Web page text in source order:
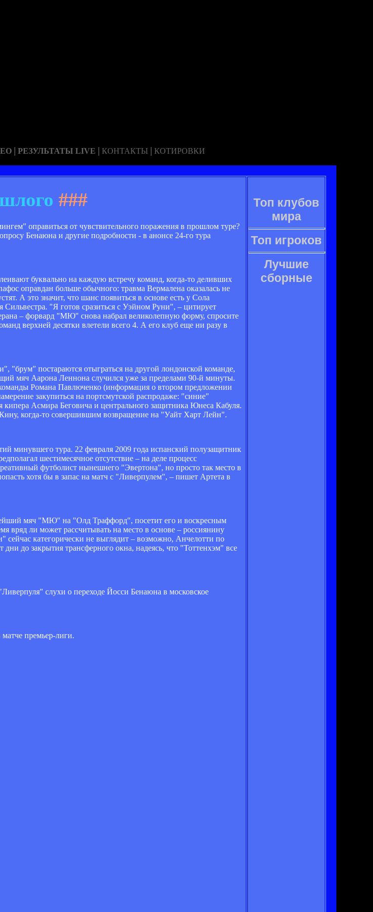
| РЕЗУЛЬТАТЫ LIVE | КОНТАКТЫ | КОТИРОВКИ
###
оправиться от чувствительного поражения в прошлом туре?
Бенаюна и другие подробности - в анонсе 24-го тура
буквально на каждую встречу команд, когда-то деливших
оправдан больше обычного: травма Вермалена оказалась не
А это значит, что шанс появиться в основе есть у Сола
"Я готов сразиться с Уэйном Руни", – цитирует
– форвард "МЮ" снова набрал великолепную форму, спросите
верхней десятки влетели всего 4. А его клуб еще ни разу в
постараются отыграться на другой лондонской команде,
мяч Аарона Леннона случился уже за пределами 90-й минуты.
Романа Павлюченко (информация о втором предложении
закупиться на портсмутской распродаже: "синие"
Асмира Беговича и центрального защитника Юнеса Кабуля.
когда-то совершившим возвращение на "Уайт Харт Лейн".
минувшего тура. 22 февраля 2009 года испанский полузащитник
шестимесячное отсутствие – на деле процесс
футболист нынешнего "Эвертона", но просто так место в
хотя бы в запас на матч с "Ливерпулем", – пишет Артета в
мяч "МЮ" на "Олд Траффорд", посетит его и воскресным
вряд ли может рассчитывать на место в основе – россиянину
сейчас категорически не выглядит – возможно, Анчелотти по
до закрытия трансферного окна, надеясь, что "Тоттенхэм" все
слухи о переходе Йосси Бенаюна в московское
премьер-лиги.
Топ клубов
мира
Топ игроков
Лучшие
сборные